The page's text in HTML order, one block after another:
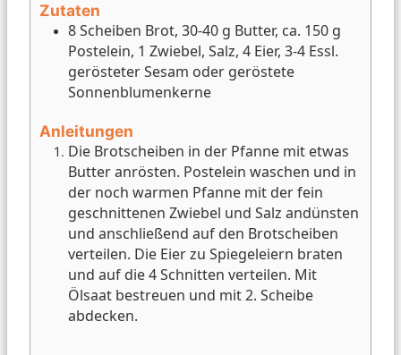
Zutaten
8 Scheiben Brot, 30-40 g Butter, ca. 150 g
Postelein, 1 Zwiebel, Salz, 4 Eier, 3-4 Essl.
gerösteter Sesam oder geröstete
Sonnenblumenkerne
Anleitungen
Die Brotscheiben in der Pfanne mit etwas
Butter anrösten. Postelein waschen und in
der noch warmen Pfanne mit der fein
geschnittenen Zwiebel und Salz andünsten
und anschließend auf den Brotscheiben
verteilen. Die Eier zu Spiegeleiern braten
und auf die 4 Schnitten verteilen. Mit
Ölsaat bestreuen und mit 2. Scheibe
abdecken.